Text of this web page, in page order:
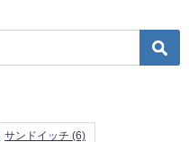
サンドイッチ (6)